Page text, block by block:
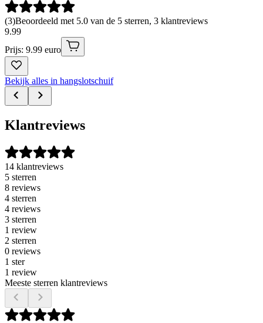
(3)Beoordeeld met 5.0 van de 5 sterren, 3 klantreviews
9.99
Prijs: 9.99 euro
Bekijk alles in hangslotschuif
Klantreviews
14 klantreviews
5 sterren
8 reviews
4 sterren
4 reviews
3 sterren
1 review
2 sterren
0 reviews
1 ster
1 review
Meeste sterren klantreviews